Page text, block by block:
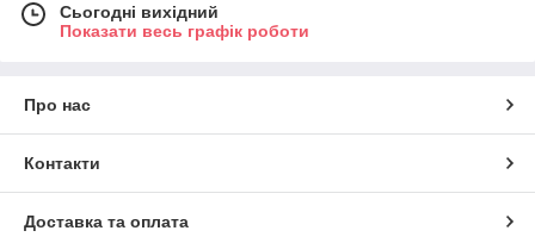
Сьогодні вихідний
Показати весь графік роботи
Про нас
Контакти
Доставка та оплата